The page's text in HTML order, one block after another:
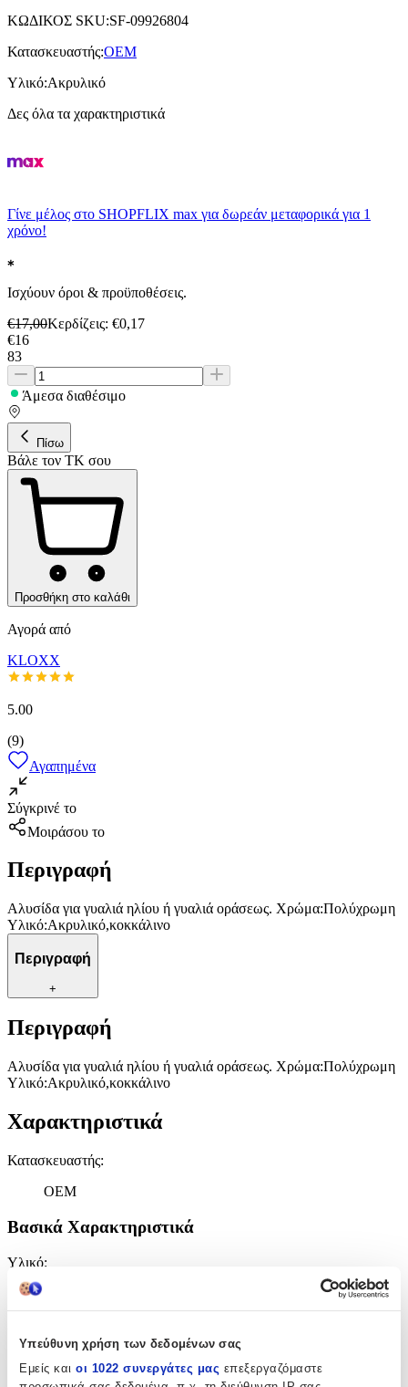
Υπεύθυνη χρήση των δεδομένων σας
Εμείς και οι 1022 συνεργάτες μας επεξεργαζόμαστε
ΚΩΔΙΚΟΣ SKU:SF-09926804
Κατασκευαστής:OEM
Υλικό:Ακρυλικό
Δες όλα τα χαρακτηριστικά
Γίνε μέλος στο SHOPFLIX max για δωρεάν μεταφορικά για 1
χρόνο!
Ισχύουν όροι & προϋποθέσεις.
€17,00Κερδίζεις: €0,17
€16
83
Άμεσα διαθέσιμο
Πίσω
Βάλε τον ΤΚ σου
Προσθήκη στο καλάθι
Αγορά από
KLOXX
5.00
(9)
Αγαπημένα
Σύγκρινέ το
Μοιράσου το
Περιγραφή
Αλυσίδα για γυαλιά ηλίου ή γυαλιά οράσεως. Χρώμα:Πολύχρωμη
Υλικό:Ακρυλικό,κοκκάλινο
Περιγραφή
+
Περιγραφή
Αλυσίδα για γυαλιά ηλίου ή γυαλιά οράσεως. Χρώμα:Πολύχρωμη
Υλικό:Ακρυλικό,κοκκάλινο
Χαρακτηριστικά
Κατασκευαστής:
OEM
Βασικά Χαρακτηριστικά
Υλικό:
Πολύχρωμο